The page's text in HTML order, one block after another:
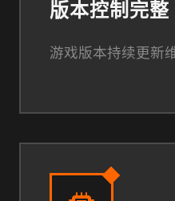
版本控制完整
游戏版本持续更新